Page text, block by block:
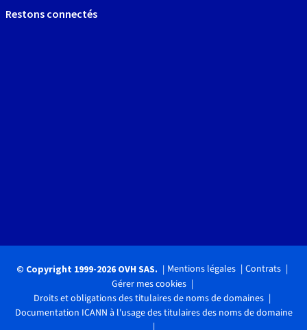
Restons connectés
© Copyright 1999-2026 OVH SAS. Mentions légales
Contrats
Gérer mes cookies
Droits et obligations des titulaires de noms de domaines
Documentation ICANN à l'usage des titulaires des noms de domaine